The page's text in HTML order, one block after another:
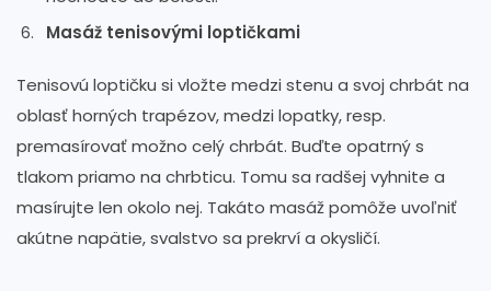
Masáž tenisovými loptičkami
Tenisovú loptičku si vložte medzi stenu a svoj chrbát na
oblasť horných trapézov, medzi lopatky, resp.
premasírovať možno celý chrbát. Buďte opatrný s
tlakom priamo na chrbticu. Tomu sa radšej vyhnite a
masírujte len okolo nej. Takáto masáž pomôže uvoľniť
akútne napätie, svalstvo sa prekrví a okysličí.